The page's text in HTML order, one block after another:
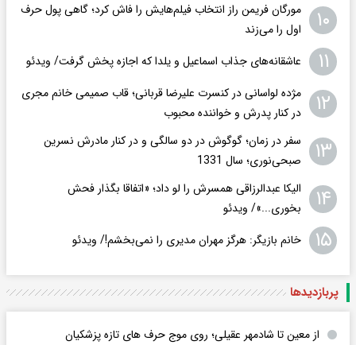
۱۰
مورگان فریمن راز انتخاب فیلم‌هایش را فاش کرد؛ گاهی پول حرف
اول را می‌زند
۱۱ عاشقانه‌های جذاب اسماعیل و یلدا که اجازه پخش گرفت/ ویدئو
۱۲
مژده لواسانی در کنسرت علیرضا قربانی؛ قاب صمیمی خانم مجری
در کنار پدرش و خواننده محبوب
۱۳
سفر در زمان؛ گوگوش در دو سالگی و در کنار مادرش نسرین
صبحی‌نوری؛ سال 1331
۱۴
الیکا عبدالرزاقی همسرش را لو داد؛ «اتفاقا بگذار فحش
بخوری...»/ ویدئو
۱۵ خانم بازیگر: هرگز مهران مدیری را نمی‌بخشم!/ ویدئو
پربازدید‌ها
از معین تا شادمهر عقیلی؛ روی موج حرف های تازه پزشکیان